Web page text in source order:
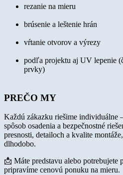
rezanie na mieru
brúsenie a leštenie hrán
vŕtanie otvorov a výrezy
podľa projektu aj UV lepenie
prvky)
PREČO MY
Každú zákazku riešime individuálne
spôsob osadenia a bezpečnostné
presnosti, detailoch a kvalite
dlhodobo.
📩 Máte predstavu alebo potrebujete
pripravíme cenovú ponuku na mieru.